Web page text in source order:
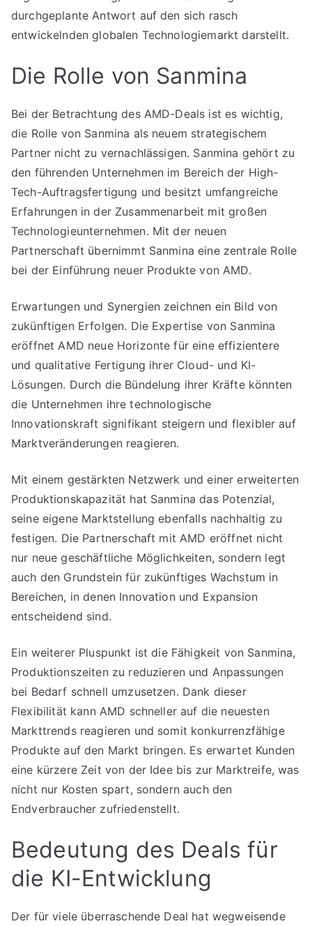
durchgeplante Antwort auf den sich rasch
entwickelnden globalen Technologiemarkt darstellt.
Die Rolle von Sanmina
Bei der Betrachtung des AMD-Deals ist es wichtig,
die Rolle von Sanmina als neuem strategischem
Partner nicht zu vernachlässigen. Sanmina gehört zu
den führenden Unternehmen im Bereich der High-
Tech-Auftragsfertigung und besitzt umfangreiche
Erfahrungen in der Zusammenarbeit mit großen
Technologieunternehmen. Mit der neuen
Partnerschaft übernimmt Sanmina eine zentrale Rolle
bei der Einführung neuer Produkte von AMD.
Erwartungen und Synergien zeichnen ein Bild von
zukünftigen Erfolgen. Die Expertise von Sanmina
eröffnet AMD neue Horizonte für eine effizientere
und qualitative Fertigung ihrer Cloud- und KI-
Lösungen. Durch die Bündelung ihrer Kräfte könnten
die Unternehmen ihre technologische
Innovationskraft signifikant steigern und flexibler auf
Marktveränderungen reagieren.
Mit einem gestärkten Netzwerk und einer erweiterten
Produktionskapazität hat Sanmina das Potenzial,
seine eigene Marktstellung ebenfalls nachhaltig zu
festigen. Die Partnerschaft mit AMD eröffnet nicht
nur neue geschäftliche Möglichkeiten, sondern legt
auch den Grundstein für zukünftiges Wachstum in
Bereichen, in denen Innovation und Expansion
entscheidend sind.
Ein weiterer Pluspunkt ist die Fähigkeit von Sanmina,
Produktionszeiten zu reduzieren und Anpassungen
bei Bedarf schnell umzusetzen. Dank dieser
Flexibilität kann AMD schneller auf die neuesten
Markttrends reagieren und somit konkurrenzfähige
Produkte auf den Markt bringen. Es erwartet Kunden
eine kürzere Zeit von der Idee bis zur Marktreife, was
nicht nur Kosten spart, sondern auch den
Endverbraucher zufriedenstellt.
Bedeutung des Deals für
die KI-Entwicklung
Der für viele überraschende Deal hat wegweisende